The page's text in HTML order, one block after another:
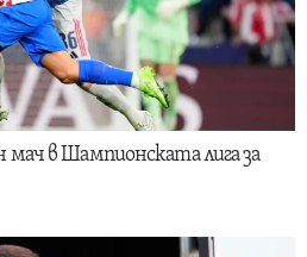
мач в Шампионската лига за